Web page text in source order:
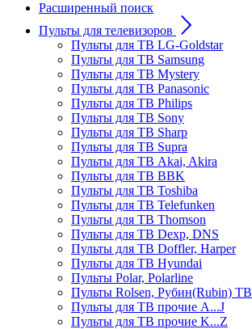
Расширенный поиск
Пульты для телевизоров
Пульты для ТВ LG-Goldstar
Пульты для ТВ Samsung
Пульты для ТВ Mystery
Пульты для ТВ Panasonic
Пульты для ТВ Philips
Пульты для ТВ Sony
Пульты для ТВ Sharp
Пульты для ТВ Supra
Пульты для ТВ Akai, Akira
Пульты для ТВ BBK
Пульты для ТВ Toshiba
Пульты для ТВ Telefunken
Пульты для ТВ Thomson
Пульты для ТВ Dexp, DNS
Пульты для ТВ Doffler, Harper
Пульты для ТВ Hyundai
Пульты Polar, Polarline
Пульты Rolsen, Рубин(Rubin) ТВ
Пульты для ТВ прочие A...J
Пульты для ТВ прочие K...Z